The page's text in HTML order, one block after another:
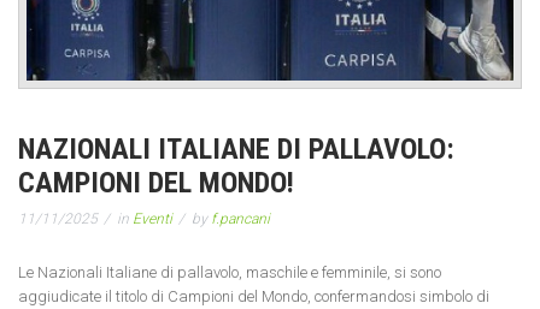
NAZIONALI ITALIANE DI PALLAVOLO:
CAMPIONI DEL MONDO!
11/11/2025 in Eventi by f.pancani
Le Nazionali Italiane di pallavolo, maschile e femminile, si sono
aggiudicate il titolo di Campioni del Mondo, confermandosi simbolo di